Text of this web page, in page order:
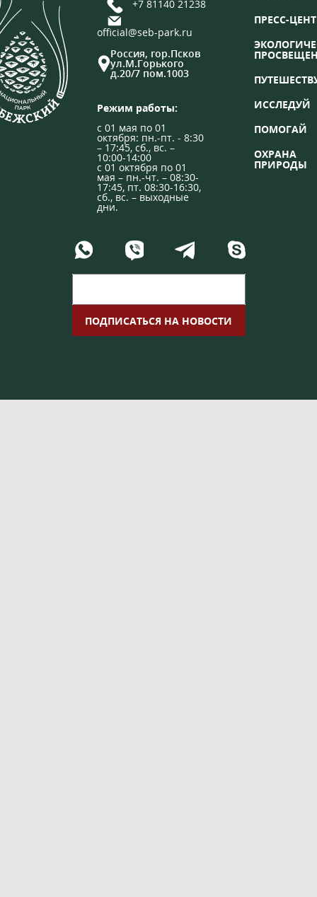
+7 81140 21238
official@seb-park.ru
Россия, гор.Псков
ул.М.Горького
д.20/7 пом.1003
Режим работы:
с 01 мая по 01
октября: пн.-пт. - 8:30
– 17:45, сб., вс. –
10:00-14:00
с 01 октября по 01
мая – пн.-чт. – 08:30-
17:45, пт. 08:30-16:30,
сб., вс. – выходные
дни.
ПРЕСС-
ИССЛЕДУЙ
ПОМОГАЙ
ОХРАНА
ПРИРОДЫ